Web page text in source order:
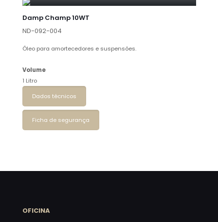
Damp Champ 10WT
ND-092-004
Óleo para amortecedores e suspensões.
Volume
1 Litro
Dados técnicos
Ficha de segurança
OFICINA